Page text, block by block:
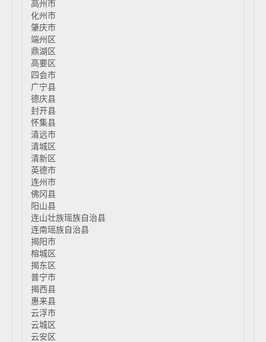
高州市
化州市
肇庆市
端州区
鼎湖区
高要区
四会市
广宁县
德庆县
封开县
怀集县
清远市
清城区
清新区
英德市
连州市
佛冈县
阳山县
连山壮族瑶族自治县
连南瑶族自治县
揭阳市
榕城区
揭东区
普宁市
揭西县
惠来县
云浮市
云城区
云安区